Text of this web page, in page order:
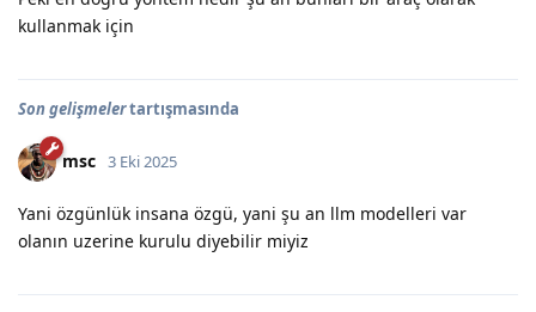
kullanmak için
Son gelişmelertartışmasında
msc 3 Eki 2025
Yani özgünlük insana özgü, yani şu an llm modelleri var
olanın uzerine kurulu diyebilir miyiz